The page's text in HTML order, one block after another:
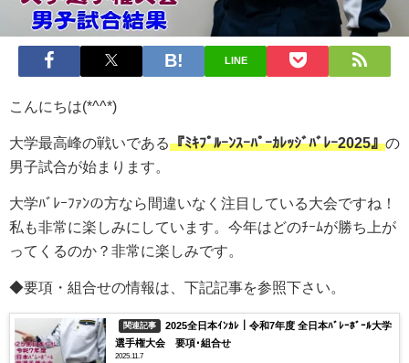
LINE
こんにちは(*^^*)
大学最高峰の戦いである『ﾐｷﾌﾟﾙｰﾝｽｰﾊﾟｰｶﾚｯｼﾞﾊﾞﾚｰ2025』の
男子試合が始まります。
大学ﾊﾞﾚｰﾌｧﾝの方なら間違いなく注目している大会ですね！
私も非常に楽しみにしています。今年はどのﾁｰﾑが勝ち上が
ってくるのか？非常に楽しみです。
◆要項・組合せの情報は、下記記事を参照下さい。
関連記事
2025全日本ｲﾝｶﾚ｜令和7年度 全日本ﾊﾞﾚｰﾎﾞｰﾙ大学
選手権大会 要項･組合せ
2025.11.7